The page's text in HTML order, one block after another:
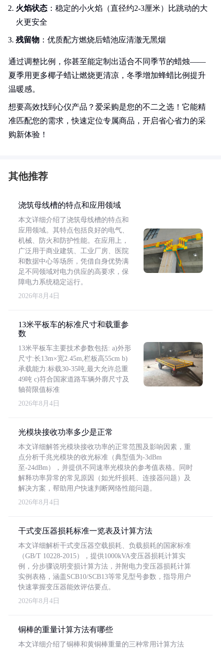
火焰状态 ：稳定的小火焰（直径约2-3厘米）比跳动的大
火更安全
残留物 ：优质配方燃烧后蜡池应清澈无黑烟
通过调整比例，你甚至能定制出适合不同季节的蜡烛——
夏季用更多椰子蜡让燃烧更清凉，冬季增加蜂蜡比例提升
温暖感。
想要高效找到心仪产品？爱采购是您的不二之选！它能精
准匹配您的需求，快速定位专属商品，开启省心省力的采
购新体验！
其他推荐
浇筑母线槽的特点和应用领域
本文详细介绍了浇筑母线槽的特点和
应用领域。其特点包括良好的电气、
机械、防火和防护性能。在应用上，
广泛用于商业建筑、工业厂房、医院
和数据中心等场所，凭借自身优势满
足不同领域对电力供应的高要求，保
障电力系统稳定运行。
2026年8月4日
13米平板车的标准尺寸和载重参
数
13米平板车主要技术参数包括: a)外形
尺寸:长13m×宽2.45m,栏板高55cm b)
承载能力:标载30-35吨,最大允许总重
49吨 c)符合国家道路车辆外廓尺寸及
轴荷限值标准
2026年8月4日
光模块接收功率多少是正常
本文详细解答光模块接收功率的正常范围及影响因素，重
点分析千兆光模块的收光标准（典型值为-3dBm
至-24dBm），并提供不同速率光模块的参考值表格。同时
解释功率异常的常见原因（如光纤损耗、连接器问题）及
解决方案，帮助用户快速判断网络性能问题。
2026年8月4日
干式变压器损耗标准一览表及计算方法
本文详细解析干式变压器空载损耗、负载损耗的国家标准
（GB/T 10228-2015），提供1000kVA变压器损耗计算实
例，分步骤说明变损计算方法，并附电力变压器损耗计算
实例表格，涵盖SCB10/SCB13等常见型号参数，指导用户
快速掌握变压器能效评估要点。
2026年8月4日
铜棒的重量计算方法有哪些
本文详细介绍了铜棒和黄铜棒重量的三种常用计算方法